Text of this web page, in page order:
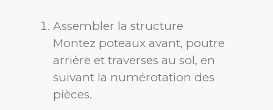
Assembler la structure
Montez poteaux avant, poutre
arrière et traverses au sol, en
suivant la numérotation des
pièces.